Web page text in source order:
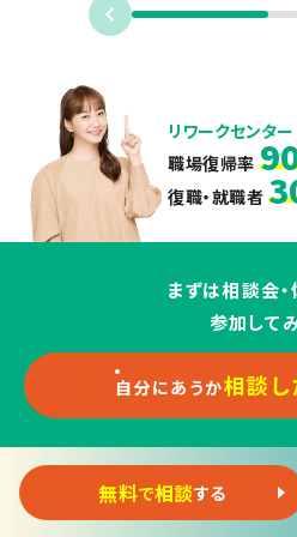
目次：リワーク
リワークセンター
職場復帰率
復職・就職者
まずは相談会
参加して
自分にあうか相談し
リワークセンタ
無料で相談する